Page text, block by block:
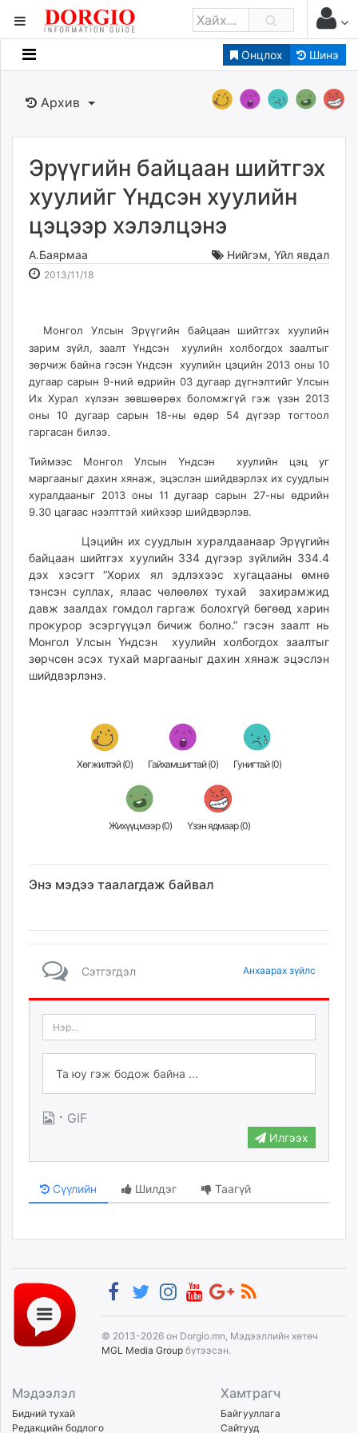
Онцлох Шинэ
Мэдээллийн
Банк санхүү
Бизнес ААН
Төрийн
Нийслэлийн
dorgio.mn
Gogo.mn
caak.mn
Baabar.mn
tovch.mn
ikon.mn
mnb.mn
Livetv.mn
Eguur.mn
eagle.mn
ergelt.mn
today.mn
zuv.mn
mminfo.mn
ugluu.mn
urlag.mn
unen.mn
asu.mn
mglradio.com
tvmongolia.mn
unegui.mn
toim.mn
unread.today
Архив
Эрүүгийн байцаан шийтгэх
хуулийг Үндсэн хуулийн
цэцээр хэлэлцэнэ
А.Баярмаа Нийгэм, Үйл явдал
2013/11/182013-
16:53:49
2026-
07:22:33
Монгол Улсын Эрүүгийн байцаан шийтгэх хуулийн
зарим зүйл, заалт Үндсэн хуулийн холбогдох заалтыг
зөрчиж байна гэсэн Үндсэн хуулийн цэцийн 2013 оны 10
дугаар сарын 9-ний өдрийн 03 дугаар дүгнэлтийг Улсын
Их Хурал хүлээн зөвшөөрөх боломжгүй гэж үзэн 2013
оны 10 дугаар сарын 18-ны өдөр 54 дүгээр тогтоол
гаргасан билээ.
Тиймээс Монгол Улсын Үндсэн хуулийн цэц уг
маргааныг дахин хянаж, эцэслэн шийдвэрлэх их суудлын
хуралдааныг 2013 оны 11 дугаар сарын 27-ны өдрийн
9.30 цагаас нээлттэй хийхээр шийдвэрлэв.
Цэцийн их суудлын хуралдаанаар Эрүүгийн
байцаан шийтгэх хуулийн 334 дүгээр зүйлийн 334.4
дэх хэсэгт “Хорих ял эдлэхээс хугацааны өмнө
тэнсэн суллах, ялаас чөлөөлөх тухай захирамжид
давж заалдах гомдол гаргаж болохгүй бөгөөд харин
прокурор эсэргүүцэл бичиж болно.” гэсэн заалт нь
Монгол Улсын Үндсэн хуулийн холбогдох заалтыг
зөрчсөн эсэх тухай маргааныг дахин хянаж эцэслэн
шийдвэрлэнэ.
Хөгжилтэй (0) Гайхамшигтай (0) Гунигтай (0)
Жихүүцмээр (0) Үзэн ядмаар (0)
Энэ мэдээ таалагдаж байвал
Сэтгэгдэл Анхаарах зүйлс
· GIF
Илгээх
Сүүлийн Шилдэг Таагүй
© 2013-2026 он Dorgio.mn, Мэдээллийн хөтөч
MGL Media Group бүтээсэн.
Мэдээлэл
Бидний тухай
Редакцийн бодлого
Хамтрагч
Байгууллага
Сайтууд